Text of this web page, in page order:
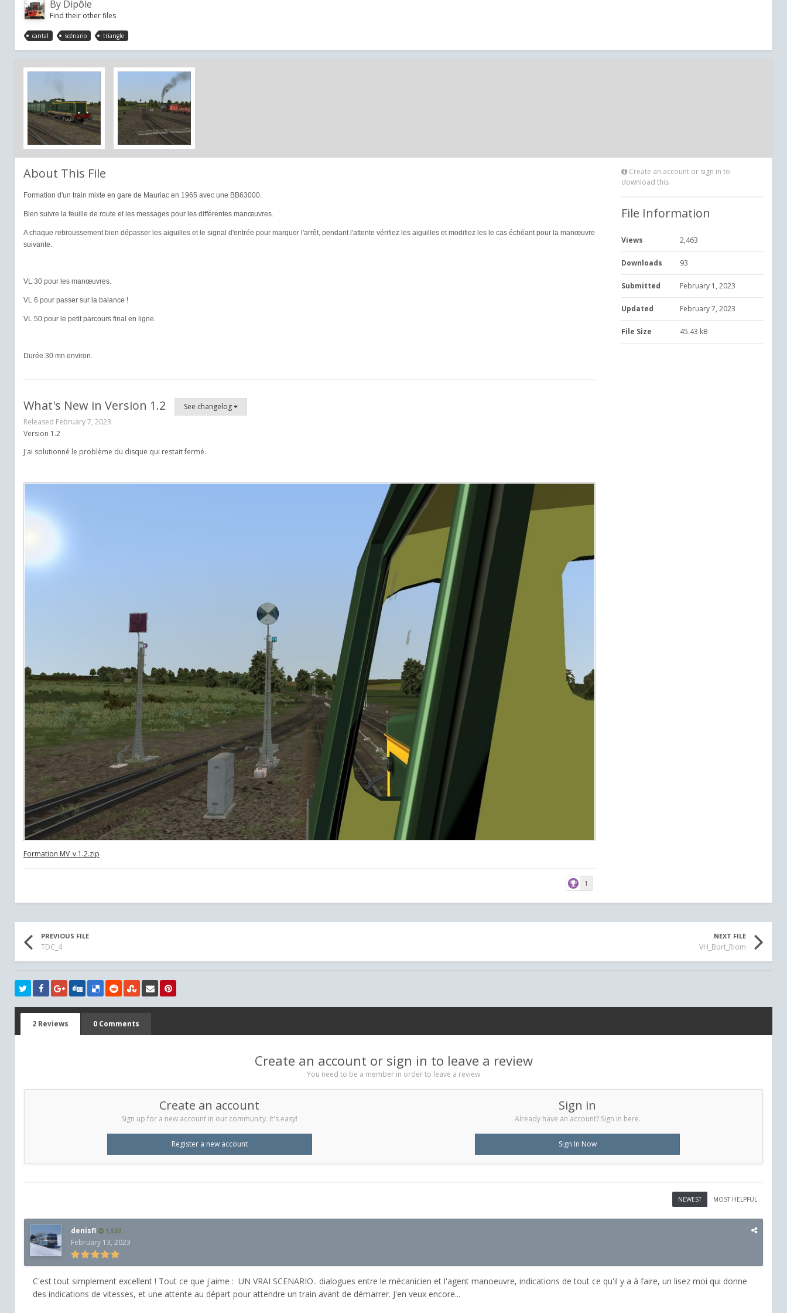
By Dipôle
Find their other files
cantal scénario triangle
About This File
Formation d'un train mixte en gare de Mauriac en 1965 avec une BB63000.
Bien suivre la feuille de route et les messages pour les différentes manœuvres.
A chaque rebroussement bien dépasser les aiguilles et le signal d'entrée pour marquer l'arrêt, pendant l'attente vérifiez les aiguilles et modifiez les le cas échéant pour la manœuvre
suivante.
VL 30 pour les manœuvres.
VL 6 pour passer sur la balance !
VL 50 pour le petit parcours final en ligne.
Durée 30 mn environ.
What's New in Version 1.2
See changelog
Released February 7, 2023
Version 1.2
J'ai solutionné le problème du disque qui restait fermé.
Formation MV_v.1.2.zip
1
Create an account or sign in to
download this
File Information
Views 2,463
Downloads 93
Submitted February 1, 2023
Updated February 7, 2023
File Size 45.43 kB
PREVIOUS FILE
TDC_4
NEXT FILE
VH_Bort_Riom
2 Reviews 0 Comments
Create an account or sign in to leave a review
You need to be a member in order to leave a review
Create an account
Sign up for a new account in our community. It's easy!
Register a new account
Sign in
Already have an account? Sign in here.
Sign In Now
MOST HELPFUL
NEWEST
denisfl 1,522
February 13, 2023
C'est tout simplement excellent ! Tout ce que j'aime : UN VRAI SCENARIO.. dialogues entre le mécanicien et l'agent manoeuvre, indications de tout ce qu'il y a à faire, un lisez moi qui donne
des indications de vitesses, et une attente au départ pour attendre un train avant de démarrer. J'en veux encore...